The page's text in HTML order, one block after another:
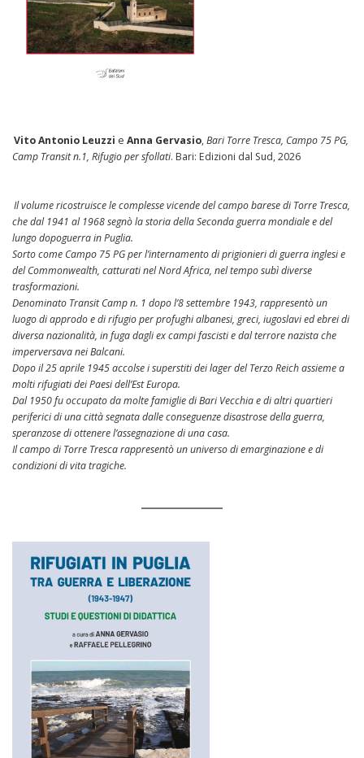
Vito Antonio Leuzzi eAnna Gervasio,Bari Torre Tresca, Campo 75 PG,
Camp Transit n.1, Rifugio per sfollati. Bari: Edizioni dal Sud, 2026
Il volume ricostruisce le complesse vicende del campo barese di Torre Tresca,
che dal 1941 al 1968 segnò la storia della Seconda guerra mondiale e del
lungo dopoguerra in Puglia.
Sorto come Campo 75 PG per l’internamento di prigionieri di guerra inglesi e
del Commonwealth, catturati nel Nord Africa, nel tempo subì diverse
trasformazioni.
Denominato Transit Camp n. 1 dopo l’8 settembre 1943, rappresentò un
luogo di approdo e di rifugio per profughi albanesi, greci, iugoslavi ed ebrei di
diversa nazionalità, in fuga dagli ex campi fascisti e dal terrore nazista che
imperversava nei Balcani.
Dopo il 25 aprile 1945 accolse i superstiti dei lager del Terzo Reich assieme a
molti rifugiati dei Paesi dell’Est Europa.
Dal 1950 fu occupato da molte famiglie di Bari Vecchia e di altri quartieri
periferici di una città segnata dalle conseguenze disastrose della guerra,
speranzose di ottenere l’assegnazione di una casa.
Il campo di Torre Tresca rappresentò un universo di emarginazione e di
condizioni di vita tragiche.